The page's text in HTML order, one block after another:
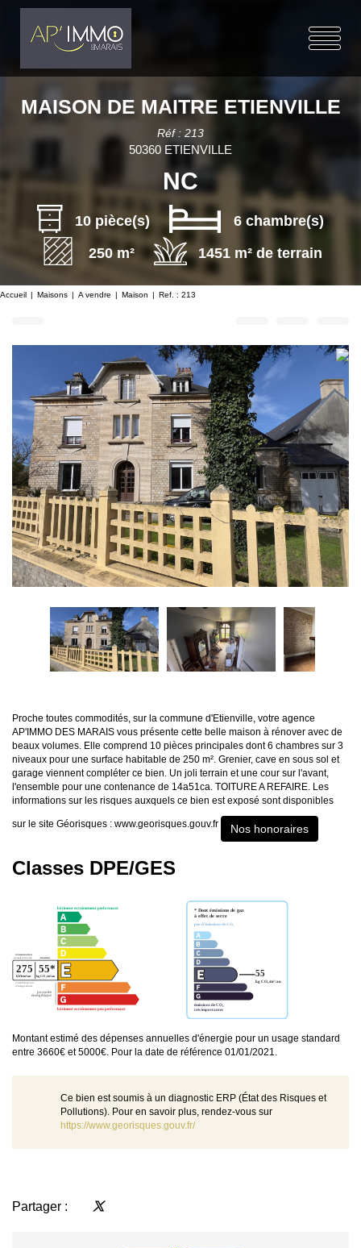
MAISON DE MAITRE ETIENVILLE
Réf : 213
50360 ETIENVILLE
NC
10 pièce(s)
6 chambre(s)
250 m²
1451 m² de terrain
Accueil Maisons A vendre Maison Ref. : 213
Proche toutes commodités, sur la commune d'Etienville, votre agence
AP'IMMO DES MARAIS vous présente cette belle maison à rénover avec de
beaux volumes. Elle comprend 10 pièces principales dont 6 chambres sur 3
niveaux pour une surface habitable de 250 m². Grenier, cave en sous sol et
garage viennent compléter ce bien. Un joli terrain et une cour sur l'avant,
l'ensemble pour une contenance de 14a51ca. TOITURE A REFAIRE. Les
informations sur les risques auxquels ce bien est exposé sont disponibles
sur le site Géorisques : www.georisques.gouv.fr Nos honoraires
Classes DPE/GES
Montant estimé des dépenses annuelles d'énergie pour un usage standard
entre 3660€ et 5000€. Pour la date de référence 01/01/2021.
Ce bien est soumis à un diagnostic ERP (État des Risques et
Pollutions). Pour en savoir plus, rendez-vous sur
https://www.georisques.gouv.fr/
Partager :